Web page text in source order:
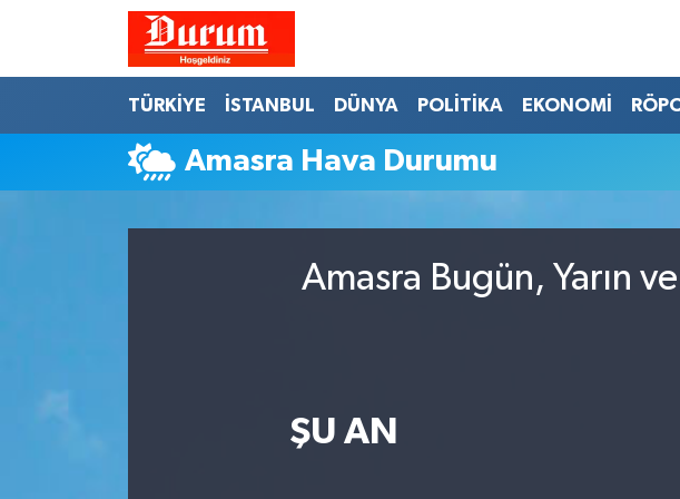
TÜRKİYE İSTANBUL DÜNYA POLİTİKA EKONOMİ
Amasra Hava Durumu
Amasra Bugün, Yarın
ŞU AN
Hava Durumu